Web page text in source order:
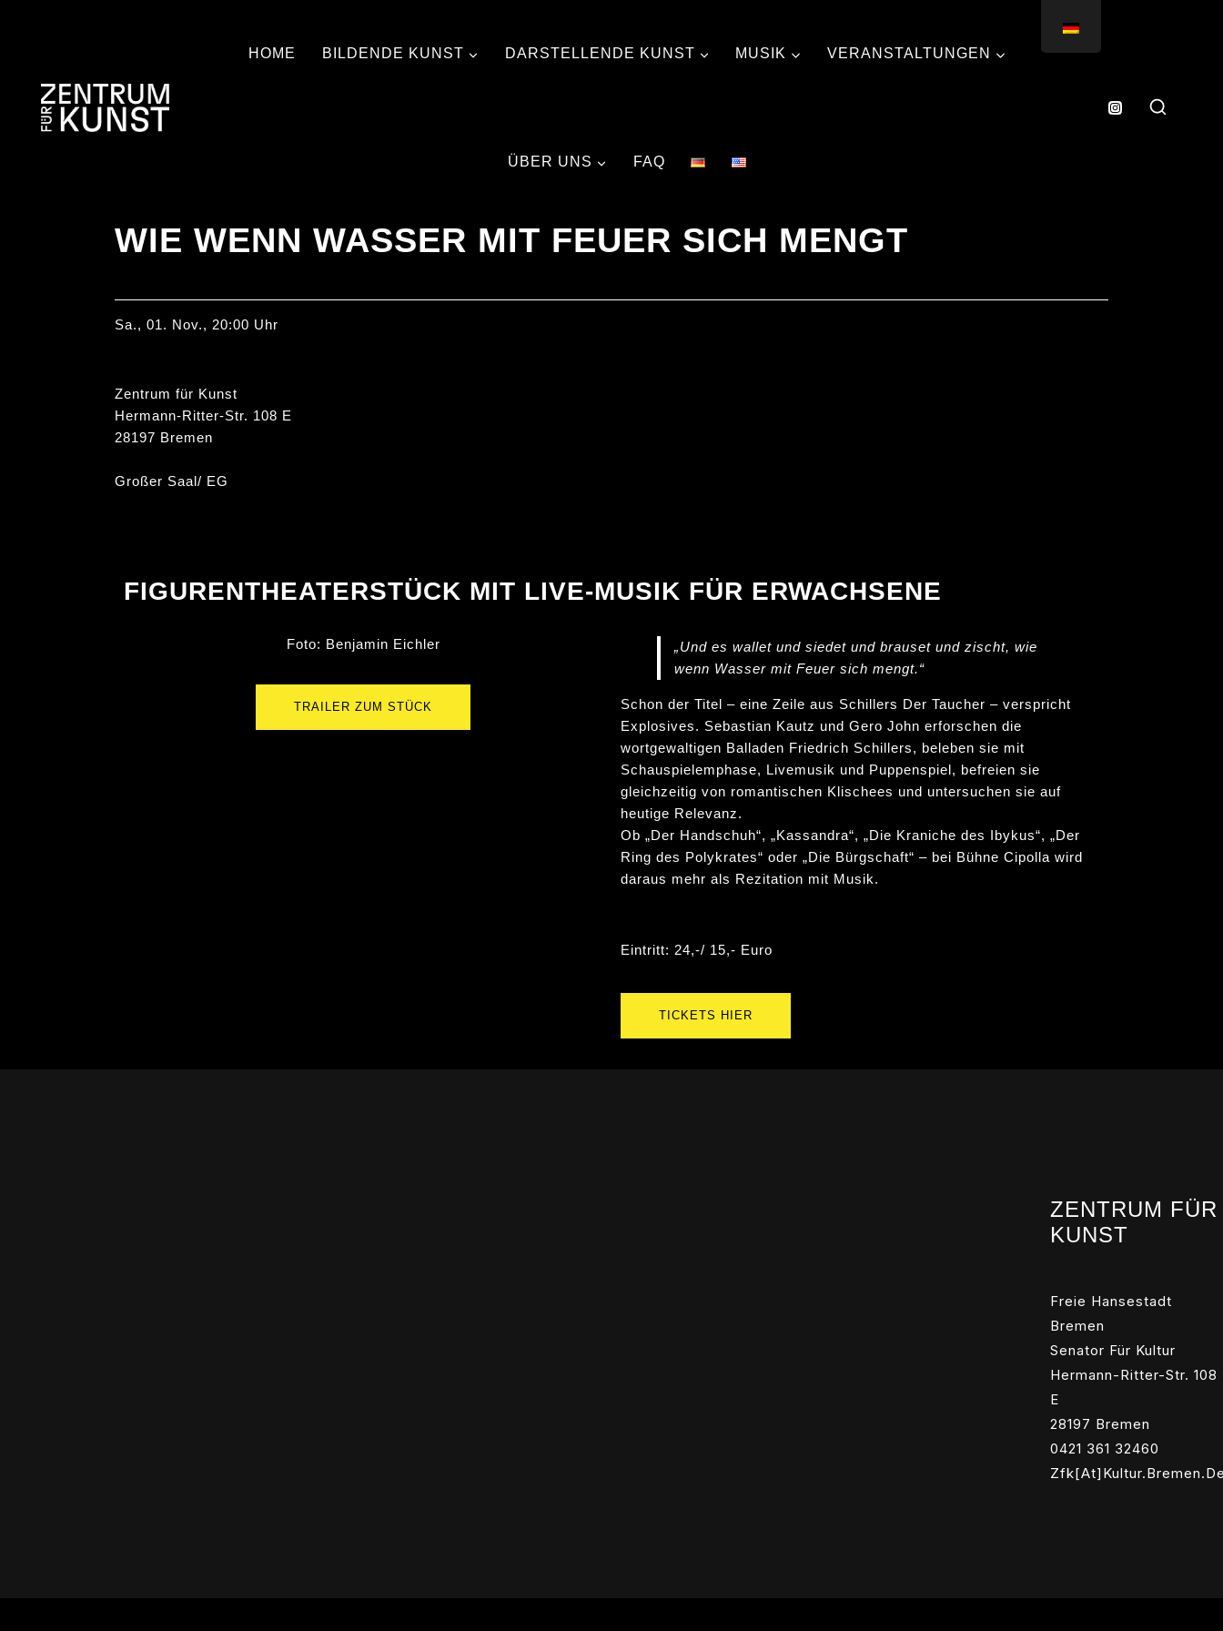
HOME BILDENDE KUNST DARSTELLENDE KUNST MUSIK VERANSTALTUNGEN
ÜBER UNS FAQ
WIE WENN WASSER MIT FEUER SICH MENGT
Sa., 01. Nov., 20:00 Uhr
Zentrum für Kunst
Hermann-Ritter-Str. 108 E
28197 Bremen
Großer Saal/ EG
FIGURENTHEATERSTÜCK MIT LIVE-MUSIK FÜR ERWACHSENE
Foto: Benjamin Eichler
TRAILER ZUM STÜCK
„Und es wallet und siedet und brauset und zischt, wie
wenn Wasser mit Feuer sich mengt.“
Schon der Titel – eine Zeile aus Schillers Der Taucher – verspricht
Explosives. Sebastian Kautz und Gero John erforschen die
wortgewaltigen Balladen Friedrich Schillers, beleben sie mit
Schauspielemphase, Livemusik und Puppenspiel, befreien sie
gleichzeitig von romantischen Klischees und untersuchen sie auf
heutige Relevanz.
Ob „Der Handschuh“, „Kassandra“, „Die Kraniche des Ibykus“, „Der
Ring des Polykrates“ oder „Die Bürgschaft“ – bei Bühne Cipolla wird
daraus mehr als Rezitation mit Musik.
Eintritt: 24,-/ 15,- Euro
TICKETS HIER
ZENTRUM FÜR
KUNST
Freie Hansestadt
Bremen
Senator Für Kultur
Hermann-Ritter-Str. 108
E
28197 Bremen
0421 361 32460